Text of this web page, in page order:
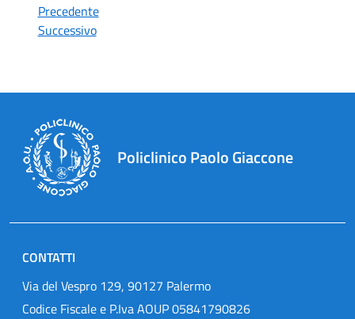
Precedente
Successivo
Policlinico Paolo Giaccone
CONTATTI
Via del Vespro 129, 90127 Palermo
Codice Fiscale e P.Iva AOUP 05841790826